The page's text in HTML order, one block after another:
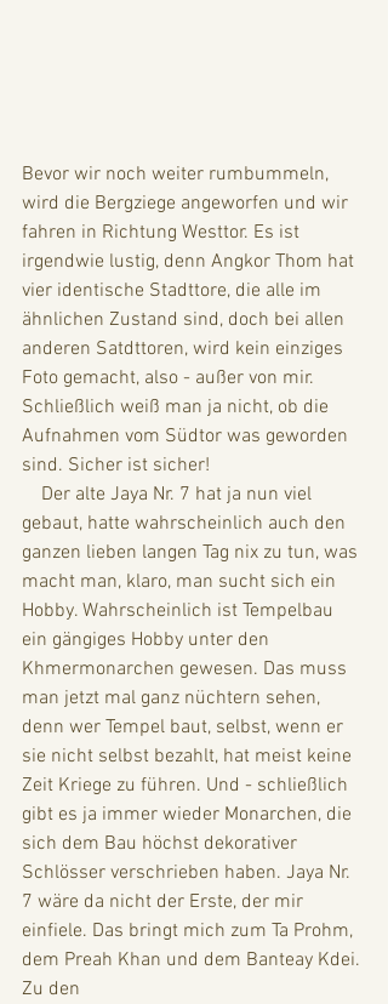
Bevor wir noch weiter rumbummeln,
wird die Bergziege angeworfen und wir
fahren in Richtung Westtor. Es ist
irgendwie lustig, denn Angkor Thom hat
vier identische Stadttore, die alle im
ähnlichen Zustand sind, doch bei allen
anderen Satdttoren, wird kein einziges
Foto gemacht, also - außer von mir.
Schließlich weiß man ja nicht, ob die
Aufnahmen vom Südtor was geworden
sind. Sicher ist sicher!
gebaut, hatte wahrscheinlich auch den
ganzen lieben langen Tag nix zu tun, was
macht man, klaro, man sucht sich ein
Hobby. Wahrscheinlich ist Tempelbau
ein gängiges Hobby unter den
Khmermonarchen gewesen. Das muss
man jetzt mal ganz nüchtern sehen,
denn wer Tempel baut, selbst, wenn er
sie nicht selbst bezahlt, hat meist keine
Zeit Kriege zu führen. Und - schließlich
gibt es ja immer wieder Monarchen, die
sich dem Bau höchst dekorativer
Schlösser verschrieben haben. Jaya Nr.
7 wäre da nicht der Erste, der mir
einfiele. Das bringt mich zum Ta Prohm,
dem Preah Khan und dem Banteay Kdei.
Zu den